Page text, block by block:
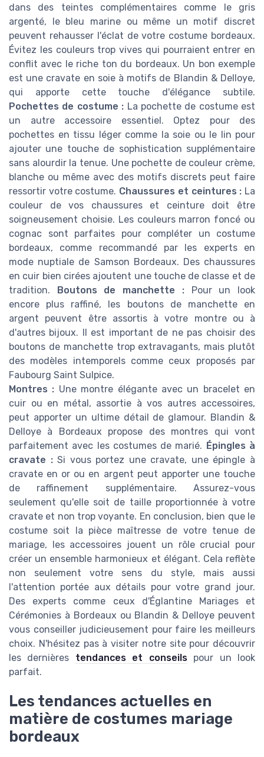
dans des teintes complémentaires comme le gris
argenté, le bleu marine ou même un motif discret
peuvent rehausser l'éclat de votre costume bordeaux.
Évitez les couleurs trop vives qui pourraient entrer en
conflit avec le riche ton du bordeaux. Un bon exemple
est une cravate en soie à motifs de Blandin & Delloye,
qui apporte cette touche d'élégance subtile.
Pochettes de costume : La pochette de costume est
un autre accessoire essentiel. Optez pour des
pochettes en tissu léger comme la soie ou le lin pour
ajouter une touche de sophistication supplémentaire
sans alourdir la tenue. Une pochette de couleur crème,
blanche ou même avec des motifs discrets peut faire
ressortir votre costume. Chaussures et ceintures : La
couleur de vos chaussures et ceinture doit être
soigneusement choisie. Les couleurs marron foncé ou
cognac sont parfaites pour compléter un costume
bordeaux, comme recommandé par les experts en
mode nuptiale de Samson Bordeaux. Des chaussures
en cuir bien cirées ajoutent une touche de classe et de
tradition. Boutons de manchette :Pour un look
encore plus raffiné, les boutons de manchette en
argent peuvent être assortis à votre montre ou à
d'autres bijoux. Il est important de ne pas choisir des
boutons de manchette trop extravagants, mais plutôt
des modèles intemporels comme ceux proposés par
Faubourg Saint Sulpice.
Montres : Une montre élégante avec un bracelet en
cuir ou en métal, assortie à vos autres accessoires,
peut apporter un ultime détail de glamour. Blandin &
Delloye à Bordeaux propose des montres qui vont
parfaitement avec les costumes de marié. Épingles à
cravate :Si vous portez une cravate, une épingle à
cravate en or ou en argent peut apporter une touche
de raffinement supplémentaire. Assurez-vous
seulement qu'elle soit de taille proportionnée à votre
cravate et non trop voyante. En conclusion, bien que le
costume soit la pièce maîtresse de votre tenue de
mariage, les accessoires jouent un rôle crucial pour
créer un ensemble harmonieux et élégant. Cela reflète
non seulement votre sens du style, mais aussi
l'attention portée aux détails pour votre grand jour.
Des experts comme ceux d'Églantine Mariages et
Cérémonies à Bordeaux ou Blandin & Delloye peuvent
vous conseiller judicieusement pour faire les meilleurs
choix. N'hésitez pas à visiter notre site pour découvrir
les dernières tendances et conseilspour un look
parfait.
Les tendances actuelles en
matière de costumes mariage
bordeaux